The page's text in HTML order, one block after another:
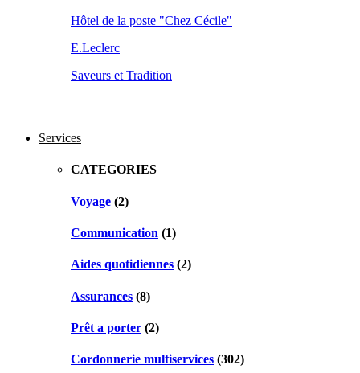
Hôtel de la poste "Chez Cécile"
E.Leclerc
Saveurs et Tradition
Services
CATEGORIES
Voyage (2)
Communication (1)
Aides quotidiennes (2)
Assurances (8)
Prêt a porter (2)
Cordonnerie multiservices (302)